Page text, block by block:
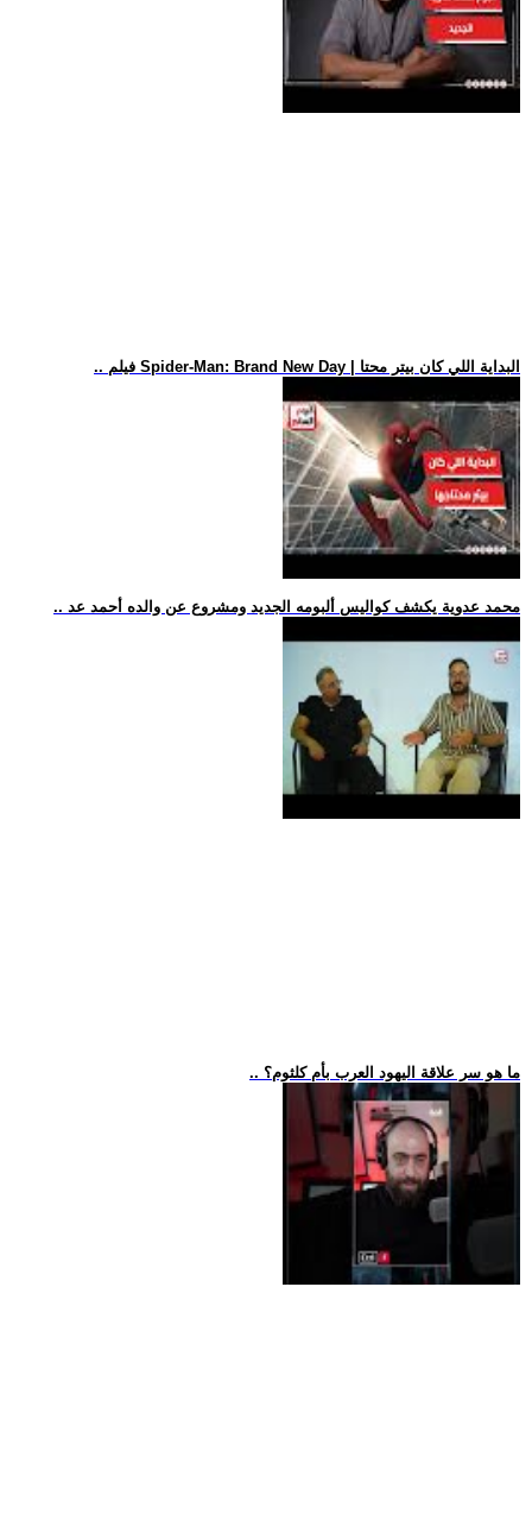
.. فيلم Spider-Man: Brand New Day | البداية اللي كان بيتر محتا
.. محمد عدوية يكشف كواليس ألبومه الجديد ومشروع عن والده أحمد عد
.. ما هو سر علاقة اليهود العرب بأم كلثوم؟